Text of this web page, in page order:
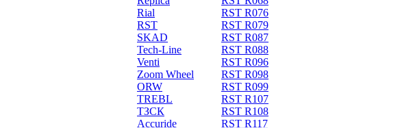
Rial
RST
SKAD
Tech-Line
Venti
Zoom Wheel
ORW
TREBL
ТЗСК
Accuride
RST R076
RST R079
RST R087
RST R088
RST R096
RST R098
RST R099
RST R107
RST R108
RST R117